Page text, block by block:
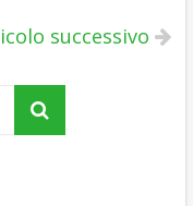
successivo